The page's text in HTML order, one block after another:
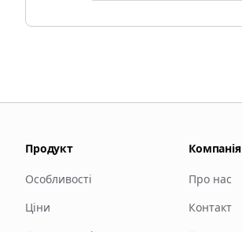
Продукт
Особливості
Ціни
Компанія
Про нас
Контакт